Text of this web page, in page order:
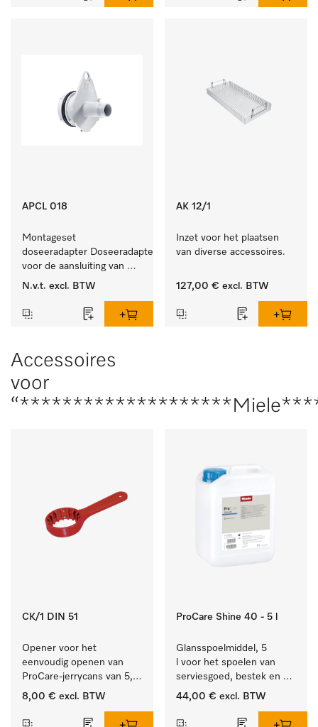
APCL 018
Montageset
doseeradapter Doseeradapterset
voor de aansluiting van
doseersystemen met
N.v.t. excl. BTW
AK 12/1
Inzet voor het plaatsen
van diverse accessoires.
127,00 € excl. BTW
Accessoires
voor
CK/1 DIN 51
Opener voor het
eenvoudig openen van
ProCare-jerrycans van 5,
10 en 20 l.
8,00 € excl. BTW
ProCare Shine 40 - 5 l
Glansspoelmiddel, 5
l voor het spoelen van
serviesgoed, bestek en
ideaal voor glazen.
44,00 € excl. BTW